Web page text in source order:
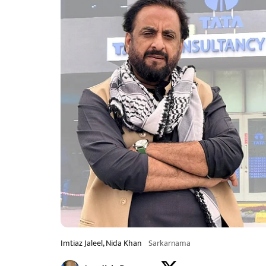
Imtiaz Jaleel, Nida Khan Sarkarnama